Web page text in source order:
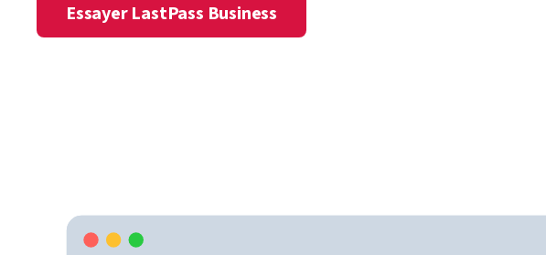
Essayer LastPass Business